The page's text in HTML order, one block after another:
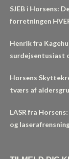
SJEB i Horsens:
forretningen
Henrik fra
surdejsentusiast
Horsens
tværs af
LASR fra
og